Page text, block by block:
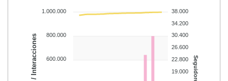
1.000.000
800.000
600.000
38.000
34.200
30.400
26.600
22.800
19.000
Seguidores